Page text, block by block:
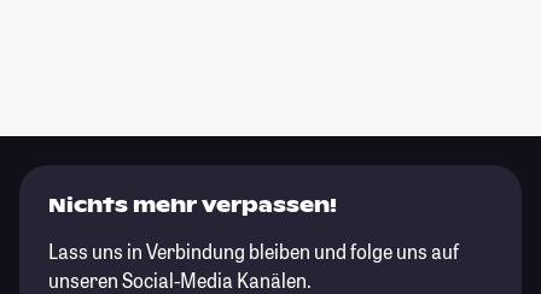
Nichts mehr verpassen!
Lass uns in Verbindung bleiben und folge uns auf
unseren Social-Media Kanälen.